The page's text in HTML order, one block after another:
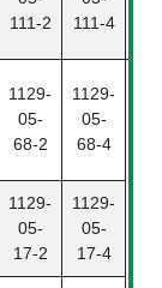
111-2
111-4
1129-
05-
68-2
1129-
05-
68-4
1129-
05-
17-2
1129-
05-
17-4